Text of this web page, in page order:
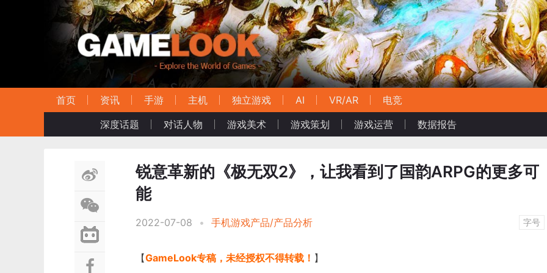
首页 资讯 手游 主机 独立游戏 AI VR/AR
电竞
深度话题
对话人物 游戏美术 游戏策划 游戏运营 数据报告
锐意革新的《极无双2》，让我看到了国韵ARPG的更多可
能
2022-07-08 • 手机游戏产品/产品分析 字号
【GameLook专稿，未经授权不得转载！ 】